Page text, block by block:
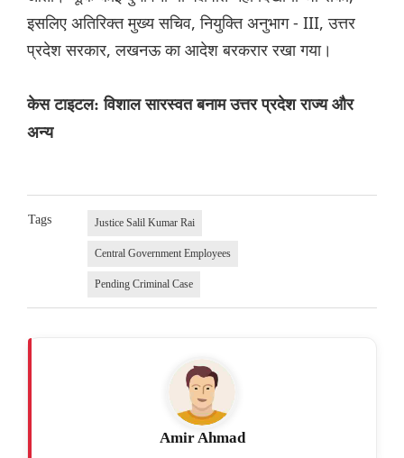
इसलिए अतिरिक्त मुख्य सचिव, नियुक्ति अनुभाग - III, उत्तर
प्रदेश सरकार, लखनऊ का आदेश बरकरार रखा गया।
केस टाइटल: विशाल सारस्वत बनाम उत्तर प्रदेश राज्य और
अन्य
Tags Justice Salil Kumar Rai
Central Government Employees
Pending Criminal Case
Amir Ahmad